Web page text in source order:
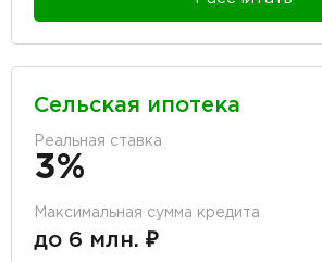
Сельская ипотека
Реальная ставка
3%
Максимальная сумма кредита
до 6 млн. ₽